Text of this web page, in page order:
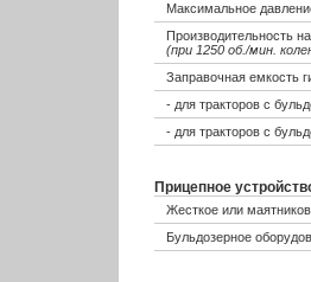
Максимальное
Производительность
(при 1250 об./мин.
Заправочная емкость
- для тракторов с
- для тракторов с
Прицепное
Жесткое или
Бульдозерное